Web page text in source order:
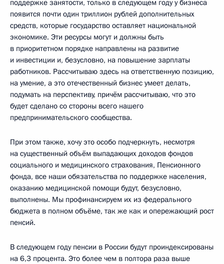
поддержке занятости, только в следующем году у бизнеса
появится почти один триллион рублей дополнительных
средств, которые государство оставляет национальной
экономике. Эти ресурсы могут и должны быть
в приоритетном порядке направлены на развитие
и инвестиции и, безусловно, на повышение зарплаты
работников. Рассчитываю здесь на ответственную позицию,
на умение, а это отечественный бизнес умеет делать,
подумать на перспективу, причём рассчитываю, что это
будет сделано со стороны всего нашего
предпринимательского сообщества.
При этом также, хочу это особо подчеркнуть, несмотря
на существенный объём выпадающих доходов фондов
социального и медицинского страхования, Пенсионного
фонда, все наши обязательства по поддержке населения,
оказанию медицинской помощи будут, безусловно,
выполнены. Мы профинансируем их из федерального
бюджета в полном объёме, так же как и опережающий рост
пенсий.
В следующем году пенсии в России будут проиндексированы
на 6,3 процента. Это более чем в полтора раза выше